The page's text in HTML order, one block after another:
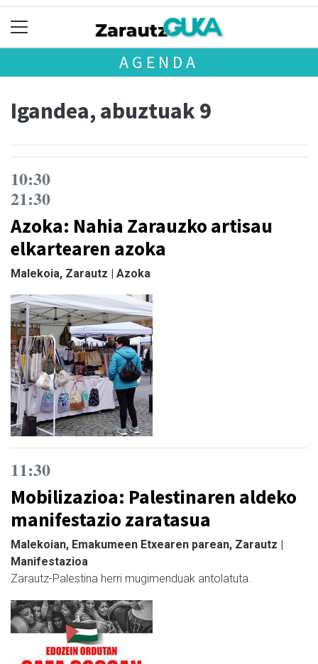
AGENDA
Igandea, abuztuak 9
10:30
21:30
Azoka: Nahia Zarauzko artisau
elkartearen azoka
Malekoia, Zarautz | Azoka
11:30
Mobilizazioa: Palestinaren aldeko
manifestazio zaratasua
Malekoian, Emakumeen Etxearen parean, Zarautz |
Manifestazioa
Zarautz-Palestina herri mugimenduak antolatuta.